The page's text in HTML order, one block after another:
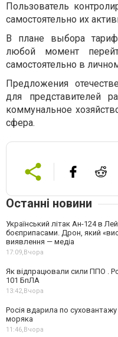
Пользователь
самостоятельно их
В плане выбора
любой момент
самостоятельно в
Предложения
для представителей
коммунальное
сфера.
Останні новини
Український літак Ан-124 в
боєприпасами. Дрон, який
виявлення — медіа
17:09,Вчора
Як відпрацювали сили ППО .
101 БпЛА
13:42,Вчора
Росія вдарила по
моряка
11:46,Вчора